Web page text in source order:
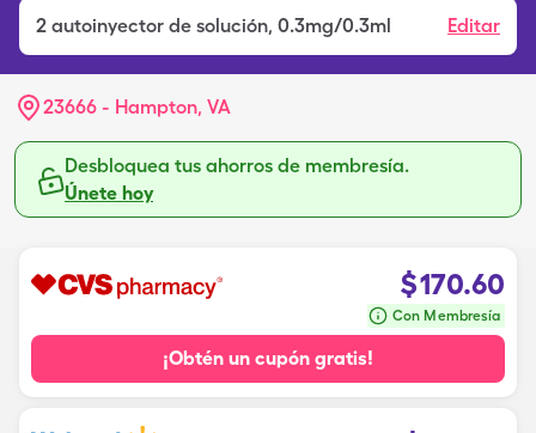
2 autoinyector de solución, 0.3mg/0.3ml Editar
23666 - Hampton, VA
Desbloquea tus ahorros de membresía.
Únete hoy
$170.60
Con Membresía
¡Obtén un cupón gratis!